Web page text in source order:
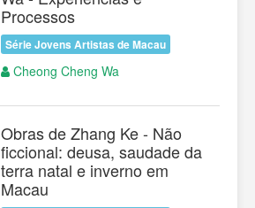
Processos
Série Jovens Artistas de Macau
Cheong Cheng Wa
Obras de Zhang Ke - Não
ficcional: deusa, saudade da
terra natal e inverno em
Macau